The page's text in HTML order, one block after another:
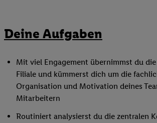
Deine Aufgaben
Mit viel Engagement übernimmst du
Filiale und kümmerst dich um die
Organisation und Motivation deines
Mitarbeitern
Routiniert analysierst du die zentralen